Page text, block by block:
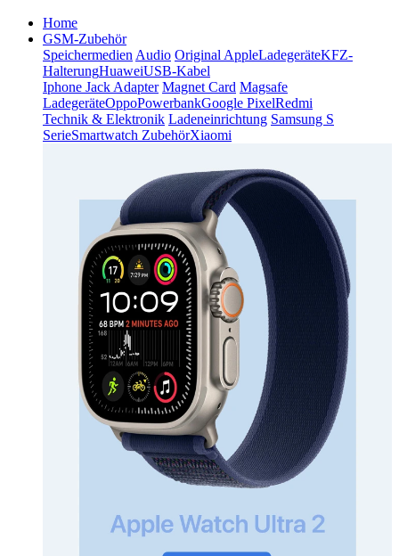
Home
GSM-Zubehör
Speichermedien Audio Original AppleLadegeräteKFZ-
HalterungHuaweiUSB-Kabel
Iphone Jack Adapter Magnet Card Magsafe
LadegeräteOppoPowerbankGoogle PixelRedmi
Technik & Elektronik Ladeneinrichtung Samsung S
SerieSmartwatch ZubehörXiaomi